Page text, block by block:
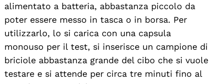
alimentato a batteria, abbastanza piccolo da
poter essere messo in tasca o in borsa. Per
utilizzarlo, lo si carica con una capsula
monouso per il test, si inserisce un campione di
briciole abbastanza grande del cibo che si vuole
testare e si attende per circa tre minuti fino al